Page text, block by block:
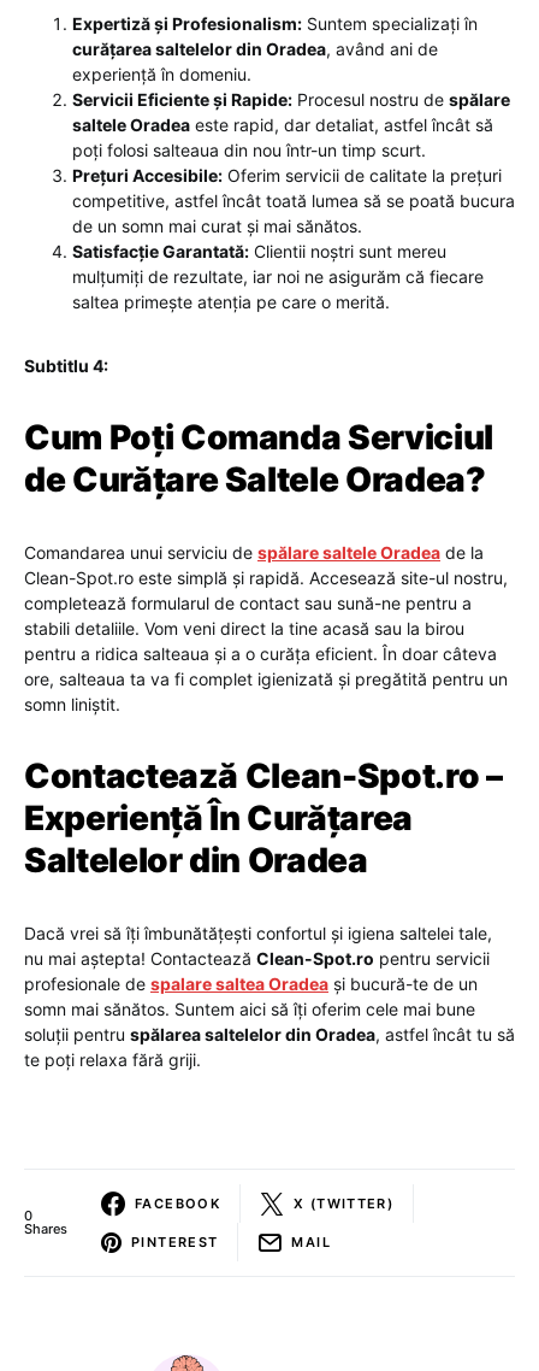
Expertiză și Profesionalism: Suntem specializați în
curățarea saltelelor din Oradea, având ani de
experiență în domeniu.
Servicii Eficiente și Rapide: Procesul nostru de spălare
saltele Oradea este rapid, dar detaliat, astfel încât să
poți folosi salteaua din nou într-un timp scurt.
Prețuri Accesibile: Oferim servicii de calitate la prețuri
competitive, astfel încât toată lumea să se poată bucura
de un somn mai curat și mai sănătos.
Satisfacție Garantată: Clientii noștri sunt mereu
mulțumiți de rezultate, iar noi ne asigurăm că fiecare
saltea primește atenția pe care o merită.
Subtitlu 4:
Cum Poți Comanda Serviciul
de Curățare Saltele Oradea?
Comandarea unui serviciu de spălare saltele Oradea de la
Clean-Spot.ro este simplă și rapidă. Accesează site-ul nostru,
completează formularul de contact sau sună-ne pentru a
stabili detaliile. Vom veni direct la tine acasă sau la birou
pentru a ridica salteaua și a o curăța eficient. În doar câteva
ore, salteaua ta va fi complet igienizată și pregătită pentru un
somn liniștit.
Contactează Clean-Spot.ro –
Experiență În Curățarea
Saltelelor din Oradea
Dacă vrei să îți îmbunătățești confortul și igiena saltelei tale,
nu mai aștepta! Contactează Clean-Spot.ro pentru servicii
profesionale de spalare saltea Oradea și bucură-te de un
somn mai sănătos. Suntem aici să îți oferim cele mai bune
soluții pentru spălarea saltelelor din Oradea, astfel încât tu să
te poți relaxa fără griji.
0
Shares
FACEBOOK X (TWITTER)
PINTEREST MAIL